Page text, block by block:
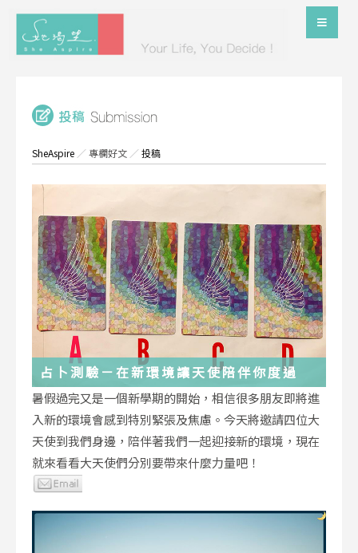
SheAspire ／專欄好文 ／投稿
占卜測驗－在新環境讓天使陪伴你度過
暑假過完又是一個新學期的開始，相信很多朋友即將進
入新的環境會感到特別緊張及焦慮。今天將邀請四位大
天使到我們身邊，陪伴著我們一起迎接新的環境，現在
就來看看大天使們分別要帶來什麼力量吧！